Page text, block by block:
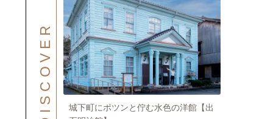
DISCOVER
城下町にポツンと佇む水色の洋館【出